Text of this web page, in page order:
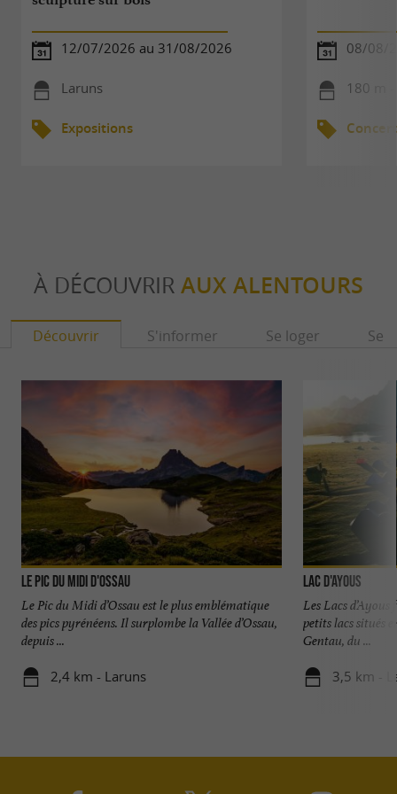
12/07/2026 au 31/08/2026
Laruns
Expositions
08/08/
180 m
À DÉCOUVRIR AUX ALENTOURS
Découvrir S'informer Se loger Se
Le Pic du Midi d'Ossau
Le Pic du Midi d’Ossau est le plus emblématique
des pics pyrénéens. Il surplombe la Vallée d’Ossau,
depuis ...
2,4 km - Laruns
Lac d'Ayous
Les Lacs
petits lacs situés
Gentau, du ...
3,5 km -